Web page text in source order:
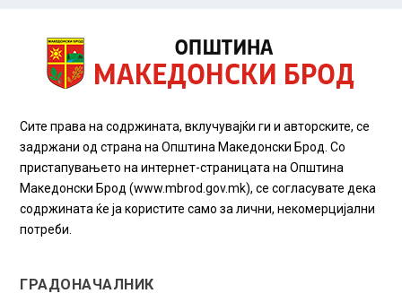
Сите права на содржината, вклучувајќи ги и авторските, се
задржани од страна на Општина Македонски Брод. Со
пристапувањето на интернет-страницата на Општина
Македонски Брод (www.mbrod.gov.mk), се согласувате дека
содржината ќе ја користите само за лични, некомерцијални
потреби.
ГРАДОНАЧАЛНИК